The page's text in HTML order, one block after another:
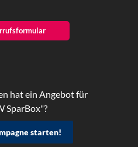
hat ein Angebot für
SparBox"?
starten!